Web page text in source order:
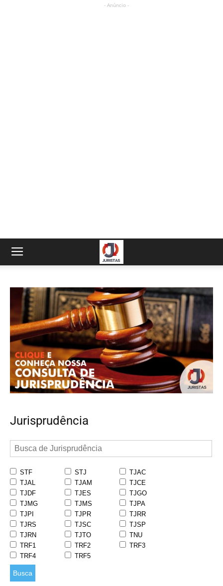
- Anúncio -
Jurisprudência
STF STJ
TJAC
TJAL
TJAM
TJCE
TJDF
TJES
TJGO
TJMG
TJMS
TJPA
TJPI
TJPR
TJRR
TJRS
TJSC
TJSP
TJRN
TJTO
TNU
TRF1
TRF2
TRF3
TRF4
TRF5
Busca